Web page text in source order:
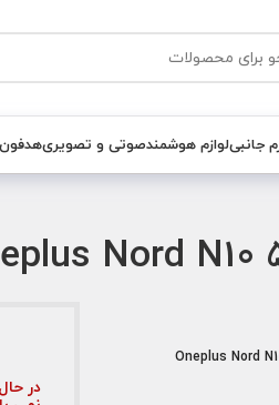
جانبیلوازم هوشمندصوتی و تصویری
در